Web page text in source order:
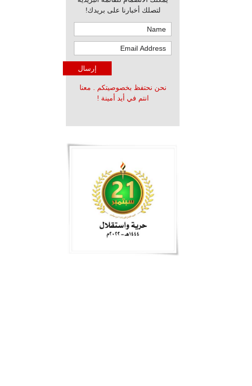
لتصلك أخبارنا على بريدك!
نحن نحتفظ بخصوصيتكم . معنا
انتم في أيد أمينة !